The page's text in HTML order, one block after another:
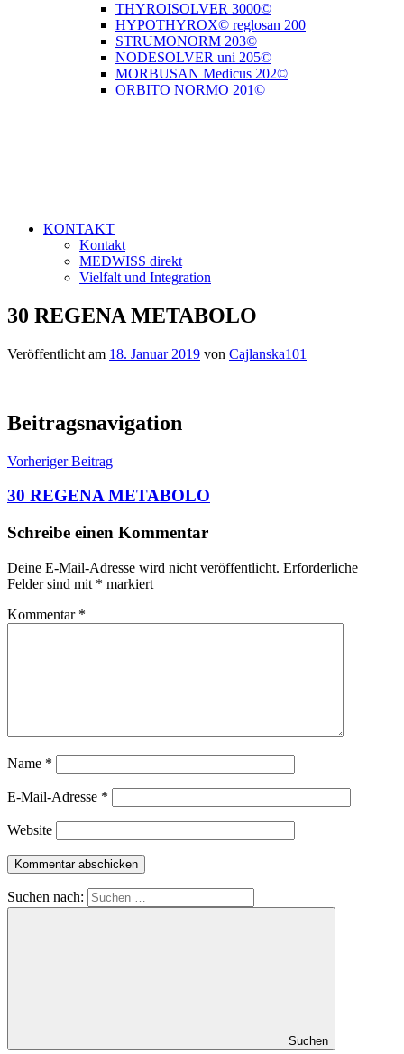
THYROISOLVER 3000©
HYPOTHYROX© reglosan 200
STRUMONORM 203©
NODESOLVER uni 205©
MORBUSAN Medicus 202©
ORBITO NORMO 201©
KONTAKT
Kontakt
MEDWISS direkt
Vielfalt und Integration
30 REGENA METABOLO
Veröffentlicht am 18. Januar 2019 von Cajlanska101
Beitragsnavigation
Vorheriger Beitrag
30 REGENA METABOLO
Schreibe einen Kommentar
Deine E-Mail-Adresse wird nicht veröffentlicht. Erforderliche
Felder sind mit * markiert
Kommentar *
Name *
E-Mail-Adresse *
Website
Suchen nach:
Suchen